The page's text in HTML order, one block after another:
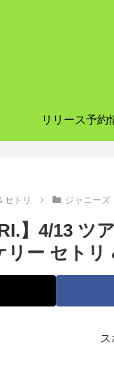
リリース予約
セトリ ジャニーズ
】4/13 ツ
リー セト